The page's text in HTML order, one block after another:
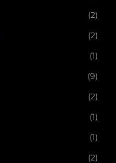
(2)
(2)
(1)
(9)
(2)
(1)
(1)
(2)